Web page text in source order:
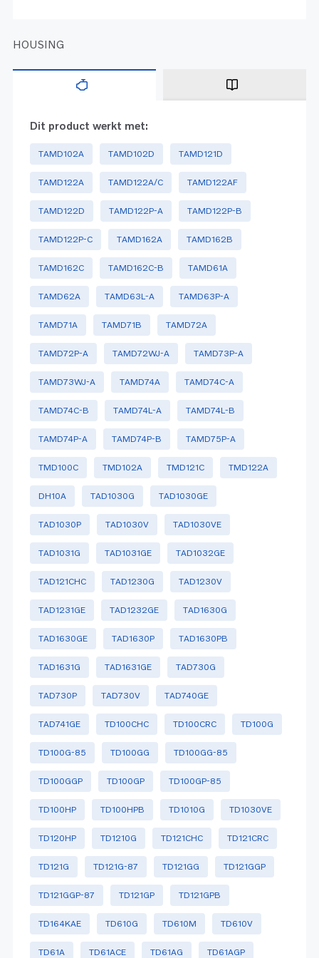
HOUSING
Dit product werkt met:
TAMD102A TAMD102D TAMD121D
TAMD122A TAMD122A/C TAMD122AF
TAMD122D TAMD122P-A TAMD122P-B
TAMD122P-C TAMD162A TAMD162B
TAMD162C TAMD162C-B TAMD61A
TAMD62A TAMD63L-A TAMD63P-A
TAMD71A TAMD71B TAMD72A
TAMD72P-A TAMD72WJ-A TAMD73P-A
TAMD73WJ-A TAMD74A TAMD74C-A
TAMD74C-B TAMD74L-A TAMD74L-B
TAMD74P-A TAMD74P-B TAMD75P-A
TMD100C TMD102A TMD121C TMD122A
DH10A TAD1030G TAD1030GE
TAD1030P TAD1030V TAD1030VE
TAD1031G TAD1031GE TAD1032GE
TAD121CHC TAD1230G TAD1230V
TAD1231GE TAD1232GE TAD1630G
TAD1630GE TAD1630P TAD1630PB
TAD1631G TAD1631GE TAD730G
TAD730P TAD730V TAD740GE
TAD741GE TD100CHC TD100CRC TD100G
TD100G-85 TD100GG TD100GG-85
TD100GGP TD100GP TD100GP-85
TD100HP TD100HPB TD1010G TD1030VE
TD120HP TD1210G TD121CHC TD121CRC
TD121G TD121G-87 TD121GG TD121GGP
TD121GGP-87 TD121GP TD121GPB
TD164KAE TD610G TD610M TD610V
TD61A TD61ACE TD61AG TD61AGP